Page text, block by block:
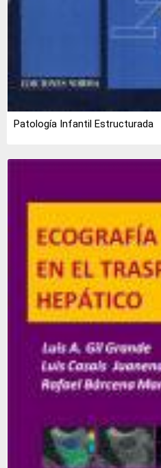
Patología Infantil Estructurada